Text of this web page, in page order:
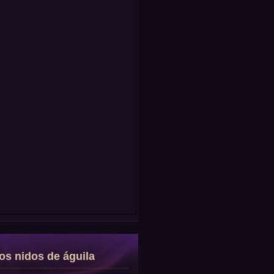
nidos de águila